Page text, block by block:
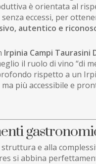
è orientata al
eccessi, per
autentico e
Irpinia Campi Taurasini
il ruolo di vino “di
rispetto a un
ma più accessibile e
struttura e alla
si abbina